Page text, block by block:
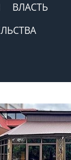
ВЛАСТЬ